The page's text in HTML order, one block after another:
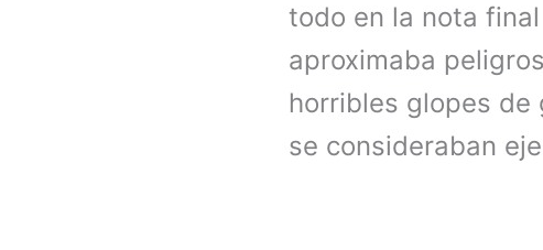
todo en la nota
aproximaba
horribles glopes de
se consideraban